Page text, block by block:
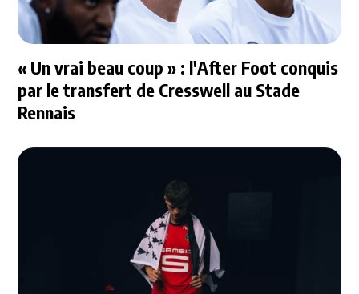
« Un vrai beau coup » : l'After Foot conquis
par le transfert de Cresswell au Stade
Rennais